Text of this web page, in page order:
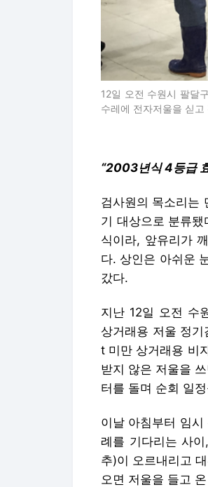
12일 오전 수원시 팔달
수레에 전자저울을 싣
“2003년식 4등급
검사원의 목소리는
기 대상으로 분류
식이라, 앞유리가
다. 상인은 아쉬운
갔다.
지난 12일 오전 수
상거래용 저울 정기
t 미만 상거래용 비
받지 않은 저울을
터를 돌며 순회 일
이날 아침부터 임
례를 기다리는 사
추)이 오르내리고
오면 저울을 들고